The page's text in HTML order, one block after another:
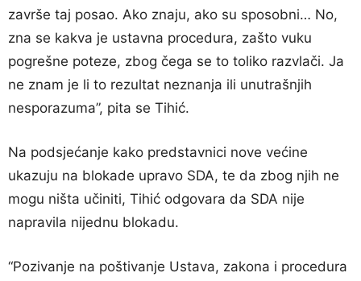
završe taj posao. Ako znaju, ako su sposobni… No,
zna se kakva je ustavna procedura, zašto vuku
pogrešne poteze, zbog čega se to toliko razvlači. Ja
ne znam je li to rezultat neznanja ili unutrašnjih
nesporazuma”, pita se Tihić.
Na podsjećanje kako predstavnici nove većine
ukazuju na blokade upravo SDA, te da zbog njih ne
mogu ništa učiniti, Tihić odgovara da SDA nije
napravila nijednu blokadu.
“Pozivanje na poštivanje Ustava, zakona i procedura